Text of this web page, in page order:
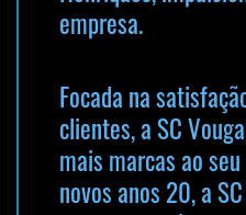
empresa.
Focada na
clientes, a SC
mais marcas ao
novos anos 20, a